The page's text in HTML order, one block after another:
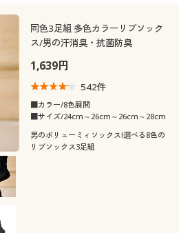
同色3足組 多色カラーリブソック
ス/男の汗消臭・抗菌防臭
1,639円
542件
■カラー/8色展開
■サイズ/24cm～26cm～26cm～28cm
男のボリューミィソックス!選べる8色の
リブソックス3足組